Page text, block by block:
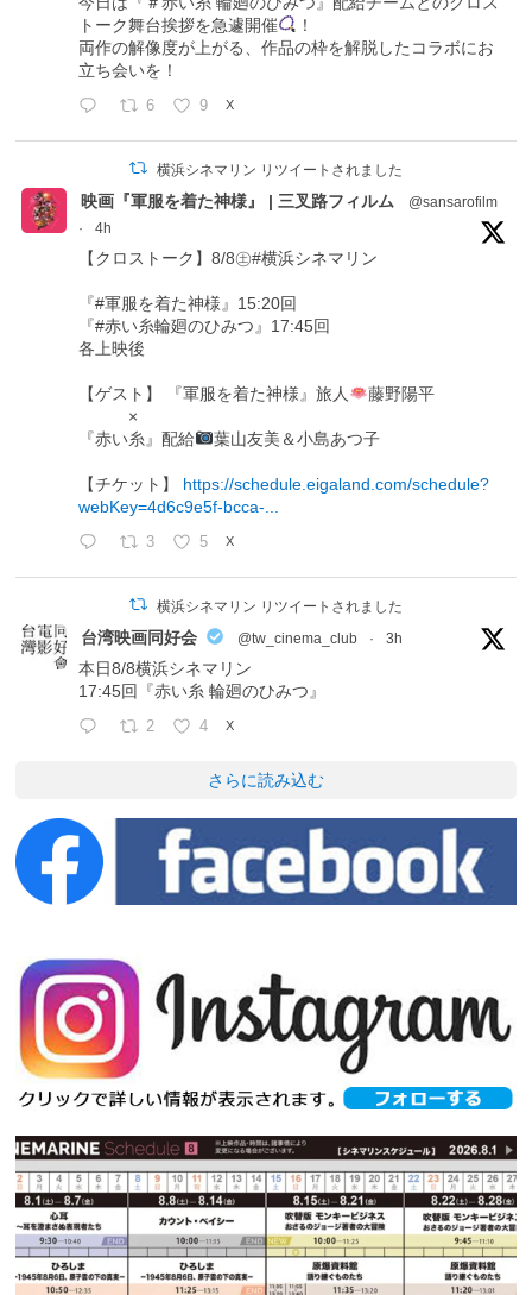
トーク舞台挨拶を急遽開催
！
両作の解像度が上がる、作品の枠を解脱したコラボにお
立ち会いを！
6 9 X
横浜シネマリン リツイートされました
映画『軍服を着た神様』 | 三叉路フィルム
@sansarofilm
·
4h
【クロストーク】8/8㊏#横浜シネマリン
『#軍服を着た神様』15:20回
『#赤い糸輪廻のひみつ』17:45回
各上映後
【ゲスト】 『軍服を着た神様』旅人
藤野陽平
×
『赤い糸』配給
葉山友美＆小島あつ子
【チケット】 https://schedule.eigaland.com/schedule?
webKey=4d6c9e5f-bcca-...
3 5 X
横浜シネマリン リツイートされました
台湾映画同好会 @tw_cinema_club · 3h
本日8/8横浜シネマリン
17:45回『赤い糸 輪廻のひみつ』
2 4 X
さらに読み込む